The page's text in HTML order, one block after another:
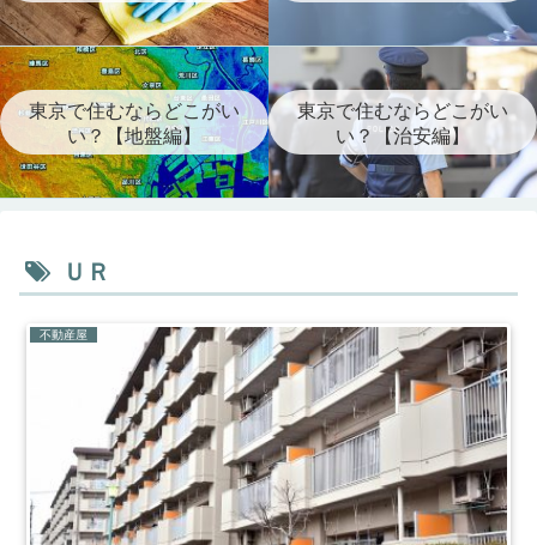
東京で住むならどこがい
い？【地盤編】
東京で住むならどこがい
い？【治安編】
ＵＲ
不動産屋